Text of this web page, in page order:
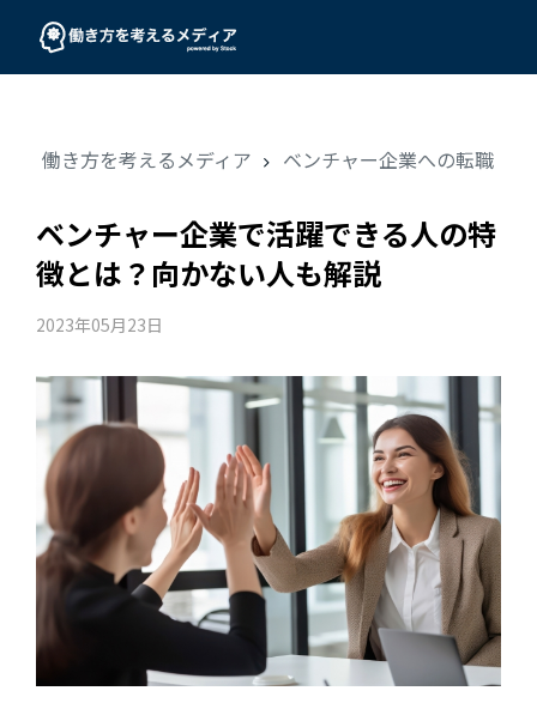
働き方を考えるメディア ベンチャー企業への転職
ベンチャー企業で活躍できる人の特
徴とは？向かない人も解説
2023年05月23日